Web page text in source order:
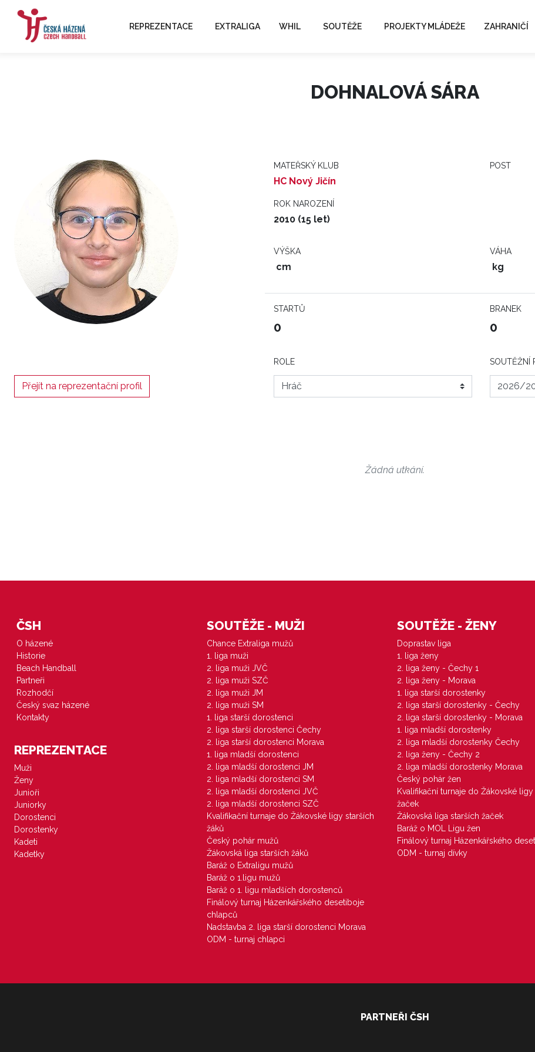
REPREZENTACE EXTRALIGA WHIL SOUTĚŽE PROJEKTY MLÁDEŽE ZAHRANIČÍ
DOHNALOVÁ SÁRA
MATEŘSKÝ KLUB
HC Nový Jičín
POST
ROK NAROZENÍ
2010 (15 let)
VÝŠKA
cm
VÁHA
kg
STARTŮ
0
BRANEK
0
Přejít na reprezentační profil
ROLE SOUTĚŽNÍ
Žádná utkání.
ČSH
O házené
Historie
Beach Handball
Partneři
Rozhodčí
Český svaz házené
Kontakty
REPREZENTACE
Muži
Ženy
Junioři
Juniorky
Dorostenci
Dorostenky
Kadeti
Kadetky
SOUTĚŽE - MUŽI
Chance Extraliga mužů
1. liga muži
2. liga muži JVČ
2. liga muži SZČ
2. liga muži JM
2. liga muži SM
1. liga starší dorostenci
2. liga starší dorostenci Čechy
2. liga starší dorostenci Morava
1. liga mladší dorostenci
2. liga mladší dorostenci JM
2. liga mladší dorostenci SM
2. liga mladší dorostenci JVČ
2. liga mladší dorostenci SZČ
Kvalifikační turnaje do Žákovské ligy starších
žáků
Český pohár mužů
Žákovská liga starších žáků
Baráž o Extraligu mužů
Baráž o 1.ligu mužů
Baráž o 1. ligu mladších dorostenců
Finálový turnaj Házenkářského desetiboje
chlapců
Nadstavba 2. liga starší dorostenci Morava
ODM - turnaj chlapci
SOUTĚŽE - ŽENY
Doprastav liga
1. liga ženy
2. liga ženy - Čechy 1
2. liga ženy - Morava
1. liga starší dorostenky
2. liga starší dorostenky - Čechy
2. liga starší dorostenky - Morava
1. liga mladší dorostenky
2. liga mladší dorostenky Čechy
2. liga ženy - Čechy 2
2. liga mladší dorostenky Morava
Český pohár žen
Kvalifikační turnaje do Žákovské ligy
žaček
Žákovská liga starších žaček
Baráž o MOL Ligu žen
Finálový turnaj Házenkářského
ODM - turnaj dívky
PARTNEŘI ČSH